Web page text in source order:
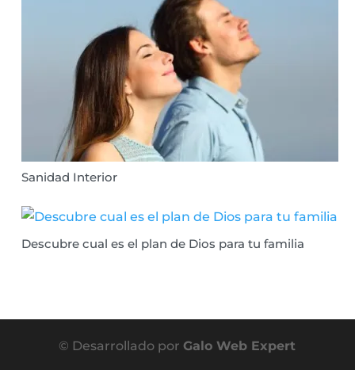
Sanidad Interior
Descubre cual es el plan de Dios para tu familia
© Desarrollado porGalo Web Expert